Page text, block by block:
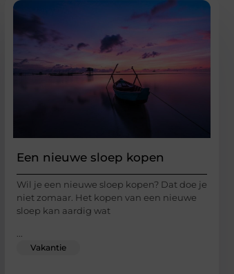
Een nieuwe sloep kopen
Wil je een nieuwe sloep kopen? Dat doe je
niet zomaar. Het kopen van een nieuwe
sloep kan aardig wat
...
Vakantie